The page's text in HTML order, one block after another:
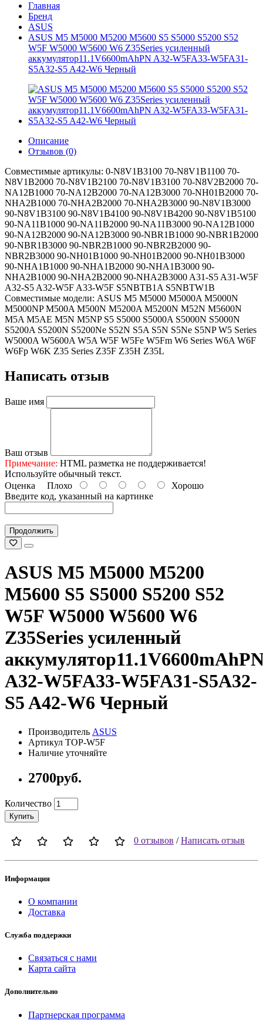
Главная
Бренд
ASUS
ASUS M5 M5000 M5200 M5600 S5 S5000 S5200 S52
W5F W5000 W5600 W6 Z35Series усиленный
аккумулятор11.1V6600mAhPN A32-W5FA33-W5FA31-
S5A32-S5 A42-W6 Черный
Описание
Отзывов (0)
Совместимые артикулы: 0-N8V1B3100 70-N8V1B1100 70-
N8V1B2000 70-N8V1B2100 70-N8V1B3100 70-N8V2B2000 70-
NA12B1000 70-NA12B2000 70-NA12B3000 70-NH01B2000 70-
NHA2B1000 70-NHA2B2000 70-NHA2B3000 90-N8V1B3000
90-N8V1B3100 90-N8V1B4100 90-N8V1B4200 90-N8V1B5100
90-NA11B1000 90-NA11B2000 90-NA11B3000 90-NA12B1000
90-NA12B2000 90-NA12B3000 90-NBR1B1000 90-NBR1B2000
90-NBR1B3000 90-NBR2B1000 90-NBR2B2000 90-
NBR2B3000 90-NH01B1000 90-NH01B2000 90-NH01B3000
90-NHA1B1000 90-NHA1B2000 90-NHA1B3000 90-
NHA2B1000 90-NHA2B2000 90-NHA2B3000 A31-S5 A31-W5F
A32-S5 A32-W5F A33-W5F S5NBTB1A S5NBTW1B
Совместимые модели: ASUS M5 M5000 M5000A M5000N
M5000NP M500A M500N M5200A M5200N M52N M5600N
M5A M5AE M5N M5NP S5 S5000 S5000A S5000N S5000N
S5200A S5200N S5200Ne S52N S5A S5N S5Ne S5NP W5 Series
W5000A W5600A W5A W5F W5Fe W5Fm W6 Series W6A W6F
W6Fp W6K Z35 Series Z35F Z35H Z35L
Написать отзыв
Ваше имя
Ваш отзыв
Примечание: HTML разметка не поддерживается!
Используйте обычный текст.
Оценка Плохо
Хорошо
Введите код, указанный на картинке
Продолжить
ASUS M5 M5000 M5200
M5600 S5 S5000 S5200 S52
W5F W5000 W5600 W6
Z35Series усиленный
A32-W5FA33-W5FA31-S5A32-
S5 A42-W6 Черный
Производитель ASUS
Артикул TOP-W5F
Наличие уточняйте
2700руб.
Количество
Купить
0 отзывов /Написать отзыв
Информация
О компании
Доставка
Служба поддержки
Связаться с нами
Карта сайта
Дополнительно
Партнерская программа